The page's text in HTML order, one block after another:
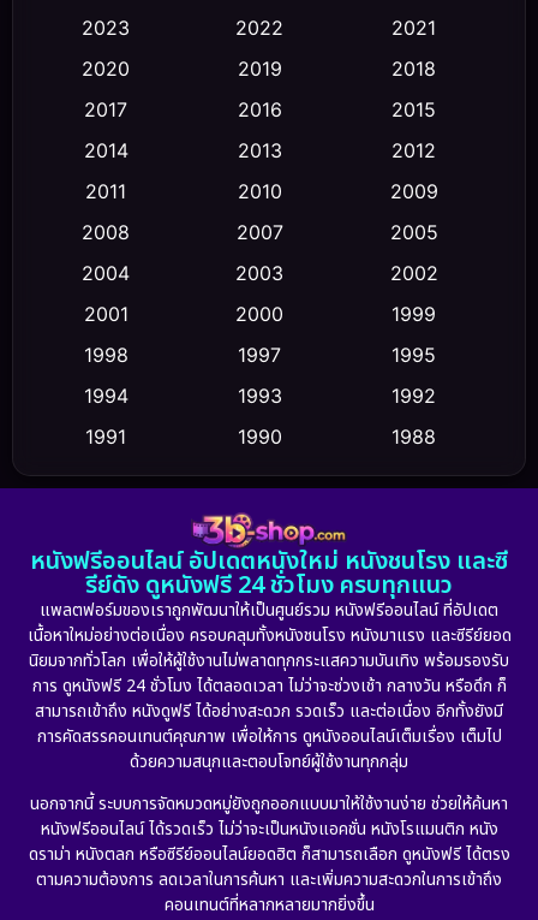
Classic หนังคลาสสิก (23)
Comedy ตลก (454)
Conspiracy
Crime อาชญากรรม (345)
Culture (23)
Dance เต้น
Detective สืบสวน (5)
Detective สืบสวน (56)
Disaster (10)
Disney+ (21)
Drama ดราม่า (879)
Dystopian (17)
2023
2022
2021
2020
2019
2018
2017
2016
2015
2014
2013
2012
2011
2010
2009
2008
2007
2005
2004
2003
2002
2001
2000
1999
1998
1997
1995
1994
1993
1992
1991
1990
1988
1986
1985
1983
1981
1974
1971 1962
หนังฟรีออนไลน์ อัปเดตหนังใหม่ หนังชนโรง และซี
รีย์ดัง ดูหนังฟรี 24 ชั่วโมง ครบทุกแนว
แพลตฟอร์มของเราถูกพัฒนาให้เป็นศูนย์รวม หนังฟรีออนไลน์ ที่อัปเดต
เนื้อหาใหม่อย่างต่อเนื่อง ครอบคลุมทั้งหนังชนโรง หนังมาแรง และซีรีย์ยอด
นิยมจากทั่วโลก เพื่อให้ผู้ใช้งานไม่พลาดทุกกระแสความบันเทิง พร้อมรองรับ
การ ดูหนังฟรี 24 ชั่วโมง ได้ตลอดเวลา ไม่ว่าจะช่วงเช้า กลางวัน หรือดึก ก็
สามารถเข้าถึง หนังดูฟรี ได้อย่างสะดวก รวดเร็ว และต่อเนื่อง อีกทั้งยังมี
การคัดสรรคอนเทนต์คุณภาพ เพื่อให้การ ดูหนังออนไลน์เต็มเรื่อง เต็มไป
ด้วยความสนุกและตอบโจทย์ผู้ใช้งานทุกกลุ่ม
นอกจากนี้ ระบบการจัดหมวดหมู่ยังถูกออกแบบมาให้ใช้งานง่าย ช่วยให้ค้นหา
หนังฟรีออนไลน์ ได้รวดเร็ว ไม่ว่าจะเป็นหนังแอคชั่น หนังโรแมนติก หนัง
ดราม่า หนังตลก หรือซีรีย์ออนไลน์ยอดฮิต ก็สามารถเลือก ดูหนังฟรี ได้ตรง
ตามความต้องการ ลดเวลาในการค้นหา และเพิ่มความสะดวกในการเข้าถึง
คอนเทนต์ที่หลากหลายมากยิ่งขึ้น